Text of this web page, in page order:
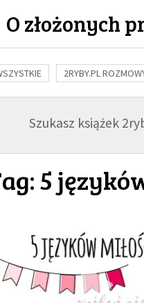
O złożonych
2RYBY.PL
WIĘZI RODZINA
ADOPCJASzukasz książek
5